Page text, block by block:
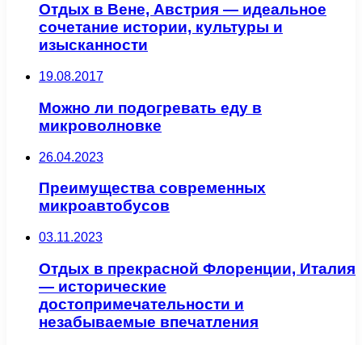
Отдых в Вене, Австрия — идеальное
сочетание истории, культуры и
изысканности
19.08.2017
Можно ли подогревать еду в
микроволновке
26.04.2023
Преимущества современных
микроавтобусов
03.11.2023
Отдых в прекрасной Флоренции, Италия
— исторические
достопримечательности и
незабываемые впечатления